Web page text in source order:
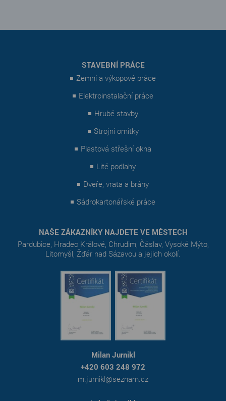
STAVEBNÍ PRÁCE
Zemní a výkopové práce
Elektroinstalační práce
Hrubé stavby
Strojní omítky
Plastová střešní okna
Lité podlahy
Dveře, vrata a brány
Sádrokartonářské práce
NAŠE ZÁKAZNÍKY NAJDETE VE MĚSTECH
Pardubice, Hradec Králové, Chrudim, Čáslav, Vysoké Mýto,
Litomyšl, Žďár nad Sázavou a jejich okolí.
Milan Jurnikl
+420 603 248 972
m.jurnikl@seznam.cz